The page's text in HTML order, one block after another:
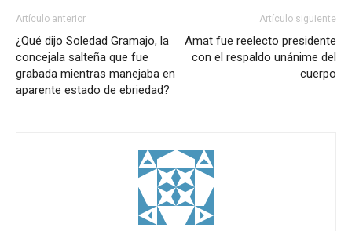
Artículo anterior
¿Qué dijo Soledad Gramajo, la
concejala salteña que fue
grabada mientras manejaba en
aparente estado de ebriedad?
Artículo siguiente
Amat fue reelecto presidente
con el respaldo unánime del
cuerpo